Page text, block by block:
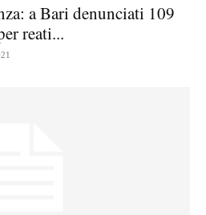
a Bari denunciati 109
reati...